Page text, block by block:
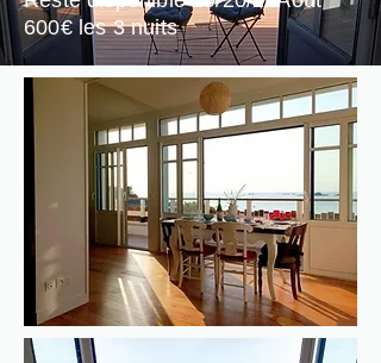
600€ les 3 nuits